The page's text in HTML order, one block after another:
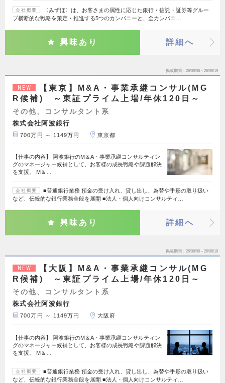
会社概要
〈みずほ〉は、お客さまの属性に応じた銀行・信託・証券等グルー
プ横断的な戦略を策定・推進する5つのカンパニーと、全カンパニ…
興味あり 詳細へ
掲載期間 26/08/06～26/08/19
NEW
【東京】M&A・事業承継コンサル(MG
R候補) ～東証プライム上場/年休120日～
その他、コンサルタント系
株式会社阿波銀行
700万円 ～ 1149万円 東京都
【仕事の内容】 阿波銀行のM＆A・事業承継コンサルティン
グのマネージャー候補として、お客様の成長戦略や課題解決
を支援。 M＆…
会社概要
■普通銀行業務 預金の受け入れ、貸し出し、為替や手形の取り扱い
など、伝統的な銀行業務全般を展開 ■法人・個人向けコンサルティ…
興味あり 詳細へ
掲載期間 26/08/06～26/08/19
NEW
【大阪】M&A・事業承継コンサル(MG
R候補) ～東証プライム上場/年休120日～
その他、コンサルタント系
株式会社阿波銀行
700万円 ～ 1149万円 大阪府
【仕事の内容】 阿波銀行のM＆A・事業承継コンサルティン
グのマネージャー候補として、お客様の成長戦略や課題解決
を支援。 M＆…
会社概要
■普通銀行業務 預金の受け入れ、貸し出し、為替や手形の取り扱い
など、伝統的な銀行業務全般を展開 ■法人・個人向けコンサルティ…